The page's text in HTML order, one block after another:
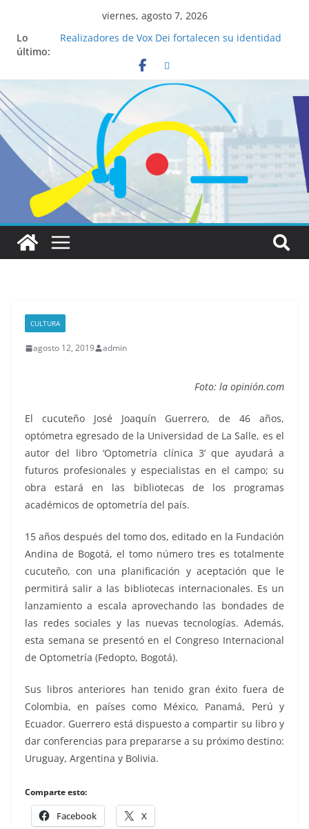
viernes, agosto 7, 2026
Lo
último:
Realizadores de Vox Dei fortalecen su identidad
La ciencia desvela los 5 secretos que tiene
fácilmente un católico para convertirse en
“Superancianos”
Pop Up Market atrae a cientos de visitantes y
dinamiza la economía local
Salud mental a la mesa: la importancia de
hablarlo en familia
Lo que tienen en común la nueva Película Toy
Story 5 y el Papa León XIV
CULTURA
agosto 12, 2019 admin
Foto: la opinión.com
El cucuteño José Joaquín Guerrero, de 46 años,
optómetra egresado de la Universidad de La Salle, es el
autor del libro ‘Optometría clínica 3’ que ayudará a
futuros profesionales y especialistas en el campo; su
obra estará en las bibliotecas de los programas
académicos de optometría del país.
15 años después del tomo dos, editado en la Fundación
Andina de Bogotá, el tomo número tres es totalmente
cucuteño, con una planificación y aceptación que le
permitirá salir a las bibliotecas internacionales. Es un
lanzamiento a escala aprovechando las bondades de
las redes sociales y las nuevas tecnologías. Además,
esta semana se presentó en el Congreso Internacional
de Optometría (Fedopto, Bogotá).
Sus libros anteriores han tenido gran éxito fuera de
Colombia, en países como México, Panamá, Perú y
Ecuador. Guerrero está dispuesto a compartir su libro y
dar conferencias para prepararse a su próximo destino:
Uruguay, Argentina y Bolivia.
Comparte esto:
Facebook X